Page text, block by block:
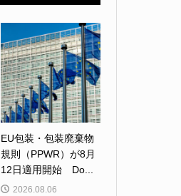
EU包装・包装廃棄物
規則（PPWR）が8月
12日適用開始 Do...
2026.08.06